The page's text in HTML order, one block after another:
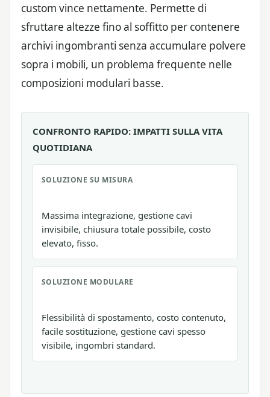
custom vince nettamente. Permette di
sfruttare altezze fino al soffitto per contenere
archivi ingombranti senza accumulare polvere
sopra i mobili, un problema frequente nelle
composizioni modulari basse.
CONFRONTO RAPIDO: IMPATTI SULLA VITA
QUOTIDIANA
SOLUZIONE SU MISURA
Massima integrazione, gestione cavi
invisibile, chiusura totale possibile, costo
elevato, fisso.
SOLUZIONE MODULARE
Flessibilità di spostamento, costo contenuto,
facile sostituzione, gestione cavi spesso
visibile, ingombri standard.